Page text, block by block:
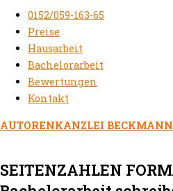
0152/059-163-65
Preise
Hausarbeit
Bachelorarbeit
Bewertungen
Kontakt
AUTORENKANZLEI BECKMANN
SEITENZAHLEN